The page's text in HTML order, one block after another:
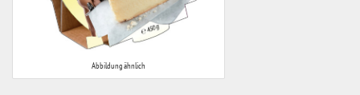
Abbildung ähnlich